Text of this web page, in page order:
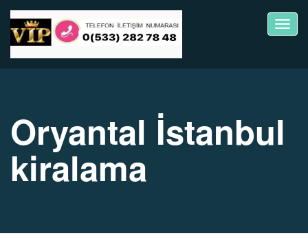
Oryantal İstanbul
kiralama